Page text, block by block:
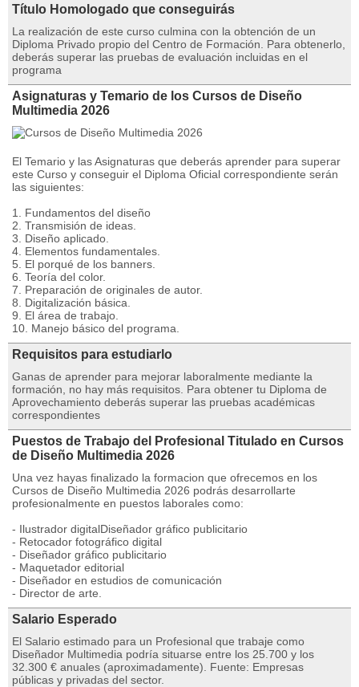
Título Homologado que conseguirás
La realización de este curso culmina con la obtención de un
Diploma Privado propio del Centro de Formación. Para obtenerlo,
deberás superar las pruebas de evaluación incluidas en el
programa
Asignaturas y Temario de los Cursos de Diseño
Multimedia 2026
El Temario y las Asignaturas que deberás aprender para superar
este Curso y conseguir el Diploma Oficial correspondiente serán
las siguientes:
1. Fundamentos del diseño
2. Transmisión de ideas.
3. Diseño aplicado.
4. Elementos fundamentales.
5. El porqué de los banners.
6. Teoría del color.
7. Preparación de originales de autor.
8. Digitalización básica.
9. El área de trabajo.
10. Manejo básico del programa.
Requisitos para estudiarlo
Ganas de aprender para mejorar laboralmente mediante la
formación, no hay más requisitos. Para obtener tu Diploma de
Aprovechamiento deberás superar las pruebas académicas
correspondientes
Puestos de Trabajo del Profesional Titulado en Cursos
de Diseño Multimedia 2026
Una vez hayas finalizado la formacion que ofrecemos en los
Cursos de Diseño Multimedia 2026 podrás desarrollarte
profesionalmente en puestos laborales como:
- Ilustrador digitalDiseñador gráfico publicitario
- Retocador fotográfico digital
- Diseñador gráfico publicitario
- Maquetador editorial
- Diseñador en estudios de comunicación
- Director de arte.
Salario Esperado
El Salario estimado para un Profesional que trabaje como
Diseñador Multimedia podría situarse entre los 25.700 y los
32.300 € anuales (aproximadamente). Fuente: Empresas
públicas y privadas del sector.